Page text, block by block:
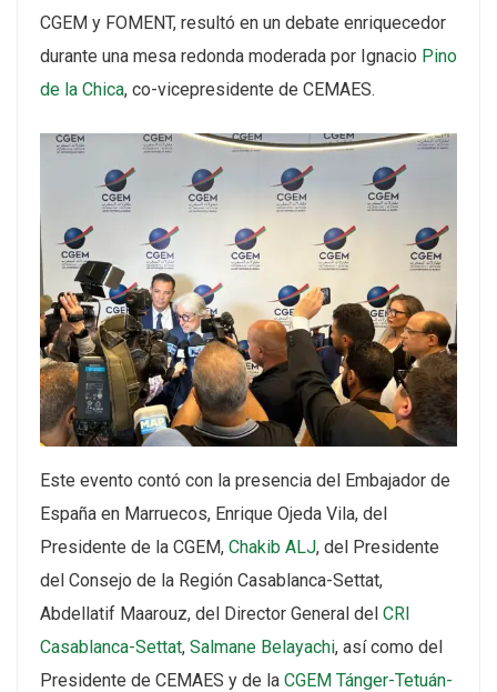
CGEM y FOMENT, resultó en un debate enriquecedor
durante una mesa redonda moderada por Ignacio Pino
de la Chica, co-vicepresidente de CEMAES.
Este evento contó con la presencia del Embajador de
España en Marruecos, Enrique Ojeda Vila, del
Presidente de la CGEM, Chakib ALJ, del Presidente
del Consejo de la Región Casablanca-Settat,
Abdellatif Maarouz, del Director General del CRI
Casablanca-Settat, Salmane Belayachi, así como del
Presidente de CEMAES y de la CGEM Tánger-Tetuán-